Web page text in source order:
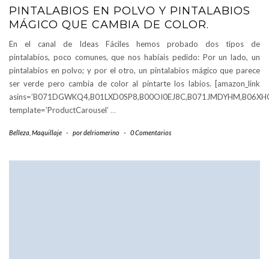
PINTALABIOS EN POLVO Y PINTALABIOS
MÁGICO QUE CAMBIA DE COLOR.
En el canal de Ideas Fáciles hemos probado dos tipos de
pintalabios, poco comunes, que nos habíais pedido: Por un lado, un
pintalabios en polvo; y por el otro, un pintalabios mágico que parece
ser verde pero cambia de color al pintarte los labios. [amazon_link
template=’ProductCarousel’ …
Belleza Maquillaje - pordelriomerino - 0 Comentarios